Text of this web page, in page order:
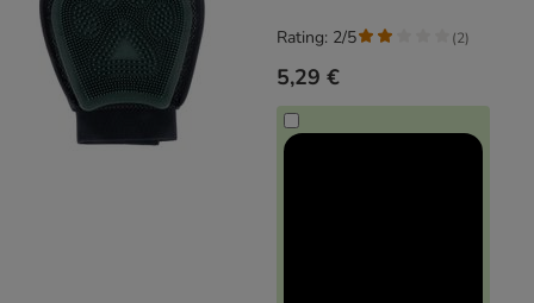
5,29 €
Rating: 2/5 (2)